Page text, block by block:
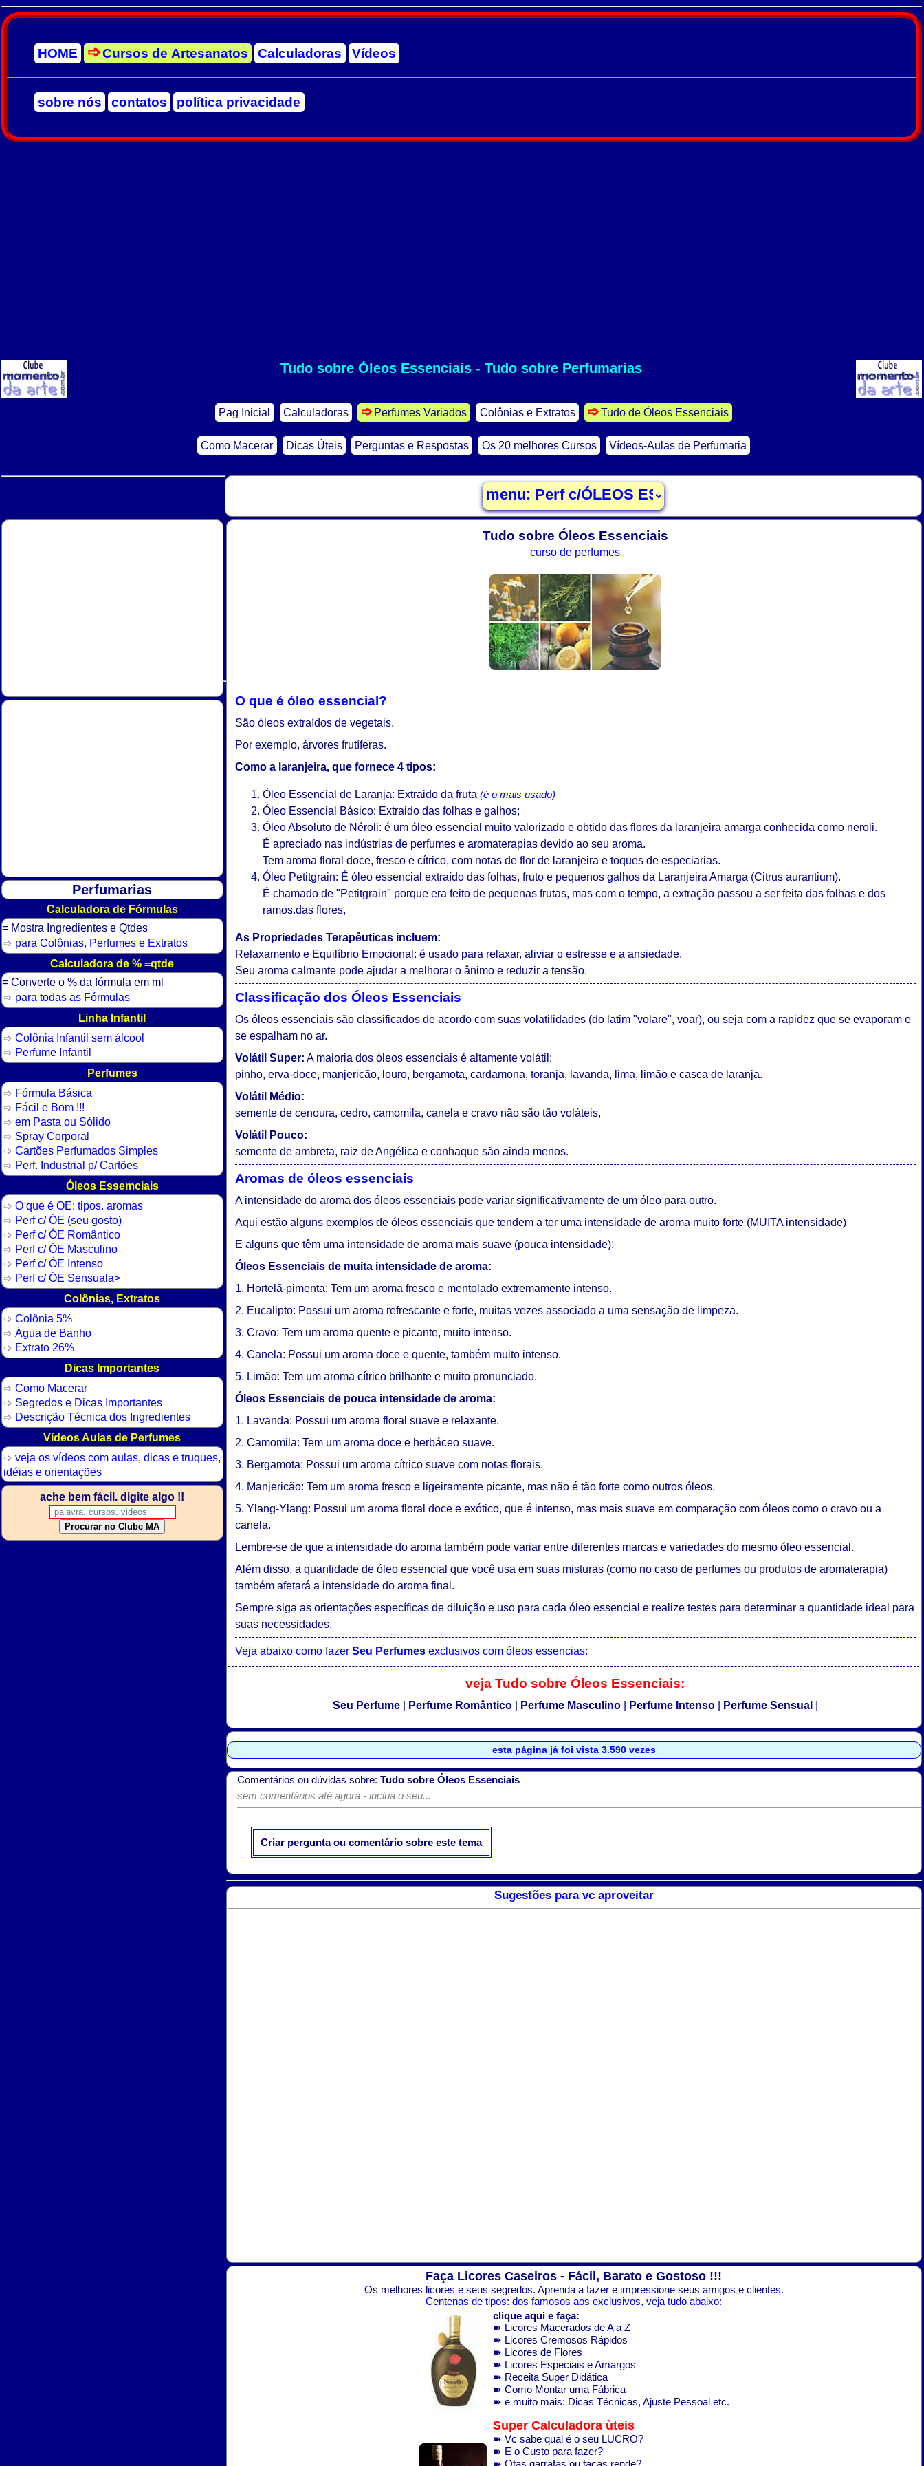
HOME Cursos de Artesanatos Calculadoras Vídeos
sobre nós contatos política privacidade
Tudo sobre Óleos Essenciais - Tudo sobre Perfumarias
Pag Inicial Calculadoras Perfumes Variados Colônias e Extratos Tudo de Óleos Essenciais
Como Macerar Dicas Úteis Perguntas e Respostas Os 20 melhores Cursos Vídeos-Aulas de Perfumaria
Tudo sobre Óleos Essenciais
curso de perfumes
O que é óleo essencial?
São óleos extraídos de vegetais.
Por exemplo, árvores frutíferas.
Como a laranjeira, que fornece 4 tipos:
Óleo Essencial de Laranja: Extraido da fruta (é o mais usado)
Óleo Essencial Básico: Extraido das folhas e galhos;
Óleo Absoluto de Néroli: é um óleo essencial muito valorizado e obtido das flores da laranjeira amarga conhecida como neroli.
É apreciado nas indústrias de perfumes e aromaterapias devido ao seu aroma.
Tem aroma floral doce, fresco e cítrico, com notas de flor de laranjeira e toques de especiarias.
Óleo Petitgrain: É óleo essencial extraído das folhas, fruto e pequenos galhos da Laranjeira Amarga (Citrus aurantium).
É chamado de "Petitgrain" porque era feito de pequenas frutas, mas com o tempo, a extração passou a ser feita das folhas e dos
ramos.das flores,
As Propriedades Terapêuticas incluem:
Relaxamento e Equilíbrio Emocional: é usado para relaxar, aliviar o estresse e a ansiedade.
Seu aroma calmante pode ajudar a melhorar o ânimo e reduzir a tensão.
Classificação dos Óleos Essenciais
Os óleos essenciais são classificados de acordo com suas volatilidades (do latim "volare", voar), ou seja com a rapidez que se evaporam e
se espalham no ar.
Volátil Super: A maioria dos óleos essenciais é altamente volátil:
pinho, erva-doce, manjericão, louro, bergamota, cardamona, toranja, lavanda, lima, limão e casca de laranja.
Volátil Médio:
semente de cenoura, cedro, camomila, canela e cravo não são tão voláteis,
Volátil Pouco:
semente de ambreta, raiz de Angélica e conhaque são ainda menos.
Aromas de óleos essenciais
A intensidade do aroma dos óleos essenciais pode variar significativamente de um óleo para outro.
Aqui estão alguns exemplos de óleos essenciais que tendem a ter uma intensidade de aroma muito forte (MUITA intensidade)
E alguns que têm uma intensidade de aroma mais suave (pouca intensidade):
Óleos Essenciais de muita intensidade de aroma:
1. Hortelã-pimenta: Tem um aroma fresco e mentolado extremamente intenso.
2. Eucalipto: Possui um aroma refrescante e forte, muitas vezes associado a uma sensação de limpeza.
3. Cravo: Tem um aroma quente e picante, muito intenso.
4. Canela: Possui um aroma doce e quente, também muito intenso.
5. Limão: Tem um aroma cítrico brilhante e muito pronunciado.
Óleos Essenciais de pouca intensidade de aroma:
1. Lavanda: Possui um aroma floral suave e relaxante.
2. Camomila: Tem um aroma doce e herbáceo suave.
3. Bergamota: Possui um aroma cítrico suave com notas florais.
4. Manjericão: Tem um aroma fresco e ligeiramente picante, mas não é tão forte como outros óleos.
5. Ylang-Ylang: Possui um aroma floral doce e exótico, que é intenso, mas mais suave em comparação com óleos como o cravo ou a
canela.
Lembre-se de que a intensidade do aroma também pode variar entre diferentes marcas e variedades do mesmo óleo essencial.
Além disso, a quantidade de óleo essencial que você usa em suas misturas (como no caso de perfumes ou produtos de aromaterapia)
também afetará a intensidade do aroma final.
Sempre siga as orientações específicas de diluição e uso para cada óleo essencial e realize testes para determinar a quantidade ideal para
suas necessidades.
Veja abaixo como fazer Seu Perfumesexclusivos com óleos essencias:
veja Tudo sobre Óleos Essenciais:
Seu Perfume| Perfume Romântico| Perfume Masculino| Perfume Intenso| Perfume Sensual
esta página já foi vista 3.590 vezes
Comentários ou dúvidas sobre: Tudo sobre Óleos Essenciais
sem comentários até agora - inclua o seu...
Criar pergunta ou comentário sobre este tema
Sugestões para vc aproveitar
Faça Licores Caseiros - Fácil, Barato e Gostoso !!!
Os melhores licores e seus segredos. Aprenda a fazer e impressione seus amigos e clientes.
Centenas de tipos: dos famosos aos exclusivos, veja tudo abaixo:
clique aqui e faça:
➽ Licores Macerados de A a Z
➽ Licores Cremosos Rápidos
➽ Licores de Flores
➽ Licores Especiais e Amargos
➽ Receita Super Didática
➽ Como Montar uma Fábrica
➽ e muito mais: Dicas Técnicas, Ajuste Pessoal etc.
Super Calculadora ùteis
➽ Vc sabe qual é o seu LUCRO?
➽ E o Custo para fazer?
Perfumarias
Calculadora de Fórmulas
= Mostra Ingredientes e Qtdes
para Colônias, Perfumes e Extratos
Calculadora de % =qtde
= Converte o % da fórmula em ml
para todas as Fórmulas
Linha Infantil
Colônia Infantil sem álcool
Perfume Infantil
Perfumes
Fórmula Básica
Fácil e Bom !!!
em Pasta ou Sólido
Spray Corporal
Cartões Perfumados Simples
Perf. Industrial p/ Cartões
Óleos Essemciais
O que é OE: tipos. aromas
Perf c/ ÓE (seu gosto)
Perf c/ ÓE Romântico
Perf c/ ÓE Masculino
Perf c/ ÓE Intenso
Perf c/ ÓE Sensuala>
Colônias, Extratos
Colônia 5%
Água de Banho
Extrato 26%
Dicas Importantes
Como Macerar
Segredos e Dicas Importantes
Descrição Técnica dos Ingredientes
Vídeos Aulas de Perfumes
veja os vídeos com aulas, dicas e truques,
idéias e orientações
ache bem fácil. digite algo !!
Procurar no Clube MA